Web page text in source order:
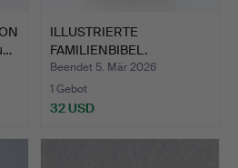
ILLUSTRIERTE
FAMILIENBIBEL.
Komplette fran…
Beendet 5. Mär 2026
1 Gebot
32 USD